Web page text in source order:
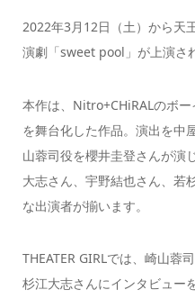
2022年3月12日（土）から天
演劇「sweet pool」が上演さ
本作は、Nitro+CHiRALのボ
を舞台化した作品。演出を中
山蓉司役を櫻井圭登さんが演
大志さん、宇野結也さん、若
な出演者が揃います。
THEATER GIRLでは、崎山蓉
杉江大志さんにインタビュー